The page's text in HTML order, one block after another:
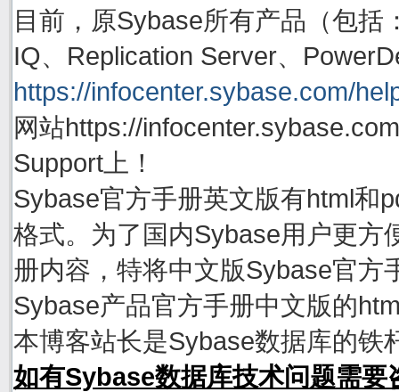
目前，原Sybase所有产品（包
IQ、Replication Server、
https://infocenter.sybase.com/
网站https://
Support上！
Sybase官方手册英文版有html和
格式。为了国内Sybase用户更方
册内容，特将中文版Sybase官方
Sybase产品官方手册中文版的
本博客站长是Sybase数据库的铁
如有Sybase数据库技术问题需要